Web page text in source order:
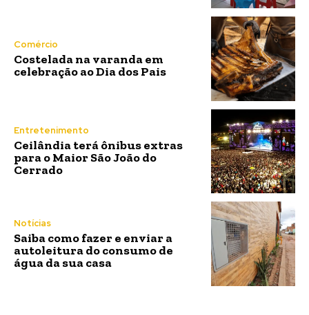
Comércio
Costelada na varanda em
celebração ao Dia dos Pais
Entretenimento
Ceilândia terá ônibus extras
para o Maior São João do
Cerrado
Notícias
Saiba como fazer e enviar a
autoleitura do consumo de
água da sua casa